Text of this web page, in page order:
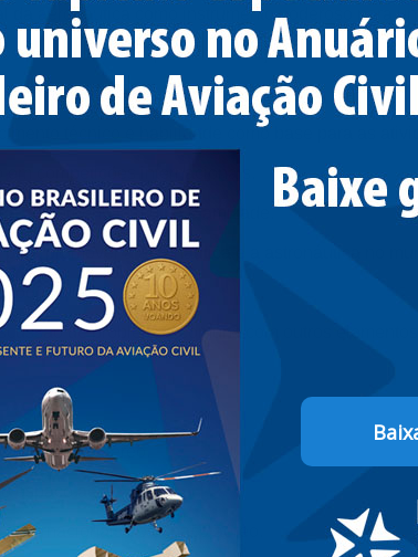
da aeronáutica como instrumento poderoso para
e raciais, consequentemente ajudando a criar o
técnico e habilidade como base para as
competições internacionais.
compreensão mútua e amizade.
promover a aeronáutica e a astronáutica no
que quiserem voar.
de problemas comuns com outros
no espaço aéreo.
espaço aéreo.
no espaço aéreo.